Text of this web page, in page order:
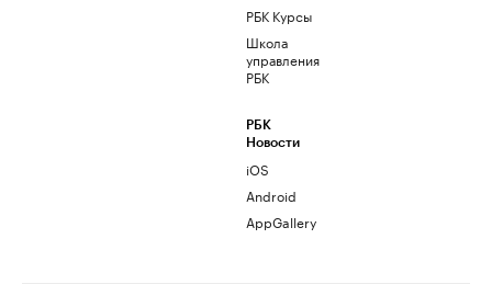
РБК Курсы
Школа
управления
РБК
РБК
Новости
iOS
Android
AppGallery